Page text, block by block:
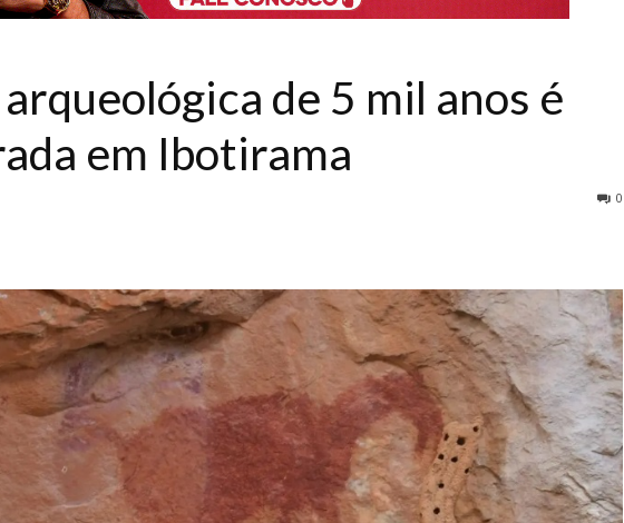
de 5 mil anos é
em Ibotirama
0